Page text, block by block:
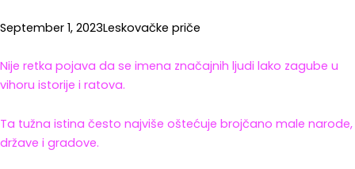
September 1, 2023Leskovačke priče
Nije retka pojava da se imena značajnih ljudi lako zagube u
vihoru istorije i ratova.
Ta tužna istina često najviše oštećuje brojčano male narode,
države i gradove.